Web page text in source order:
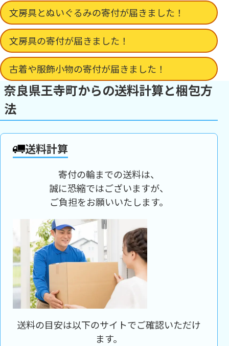
文房具とぬいぐるみの寄付が届きました！
文房具の寄付が届きました！
古着や服飾小物の寄付が届きました！
奈良県王寺町からの送料計算と梱包方
法
送料計算
寄付の輪までの送料は、
誠に恐縮ではございますが、
ご負担をお願いいたします。
送料の目安は以下のサイトでご確認いただけ
ます。